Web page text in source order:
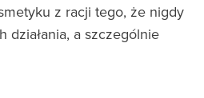
z racji tego, że nigdy
działania, a szczególnie